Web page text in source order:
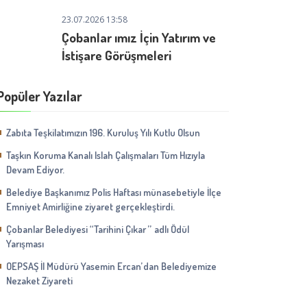
23.07.2026 13:58
Çobanlar ımız İçin Yatırım ve
İstişare Görüşmeleri
Yazılar
Zabıta Teşkilatımızın 196. Kuruluş Yılı Kutlu Olsun
Taşkın Koruma Kanalı Islah Çalışmaları Tüm Hızıyla
Devam Ediyor.
Belediye Başkanımız Polis Haftası münasebetiyle İlçe
Emniyet Amirliğine ziyaret gerçekleştirdi.
Çobanlar Belediyesi ‘‘Tarihini Çıkar ’’ adlı Ödül
Yarışması
OEPSAŞ İl Müdürü Yasemin Ercan’dan Belediyemize
Nezaket Ziyareti